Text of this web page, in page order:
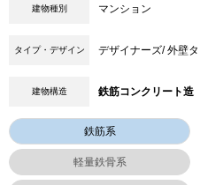
建物種別 マンション
タイプ・デザイン デザイナーズ/ 外壁
建物構造 鉄筋コンクリート造
鉄筋系
軽量鉄骨系